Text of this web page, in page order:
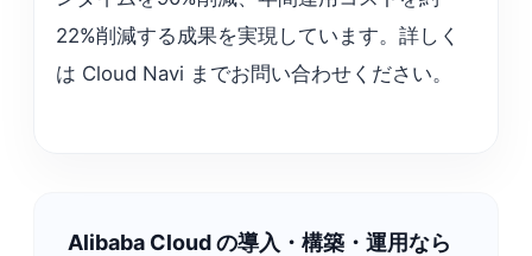
22%削減する成果を実現しています。詳しく
は Cloud Navi までお問い合わせください。
Alibaba Cloud の導入・構築・運用なら